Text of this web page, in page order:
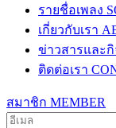
รายชื่อเพลง
เกี่ยวกับเรา
ข่าวสารและ
ติดต่อเรา
สมาชิก MEMBER